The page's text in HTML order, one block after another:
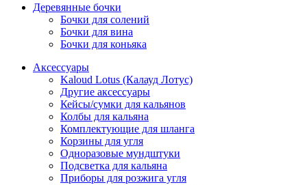
Деревянные бочки
Бочки для солений
Бочки для вина
Бочки для коньяка
Аксессуары
Kaloud Lotus (Калауд Лотус)
Другие аксессуары
Кейсы/сумки для кальянов
Колбы для кальяна
Комплектующие для шланга
Корзины для угля
Одноразовые мундштуки
Подсветка для кальяна
Приборы для розжига угля